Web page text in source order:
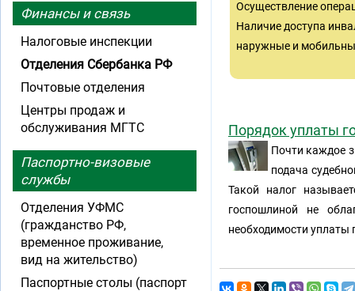
Осуществление
Наличие доступа
наружные и
Порядок уплаты
Почти каждое
подача
Такой налог
госпошлиной не
необходимости
Финансы и связь
Налоговые инспекции
Отделения Сбербанка РФ
Почтовые отделения
Центры продаж и
обслуживания МГТС
Паспортно-визовые
службы
Отделения УФМС
(гражданство РФ,
временное проживание,
вид на жительство)
Паспортные столы (паспорт